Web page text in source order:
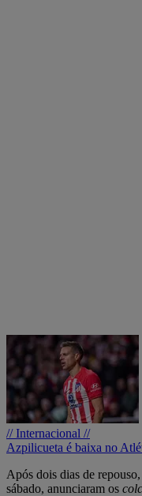
// Internacional //
Azpilicueta é baixa no
Após dois dias de
sábado, anunciaram os